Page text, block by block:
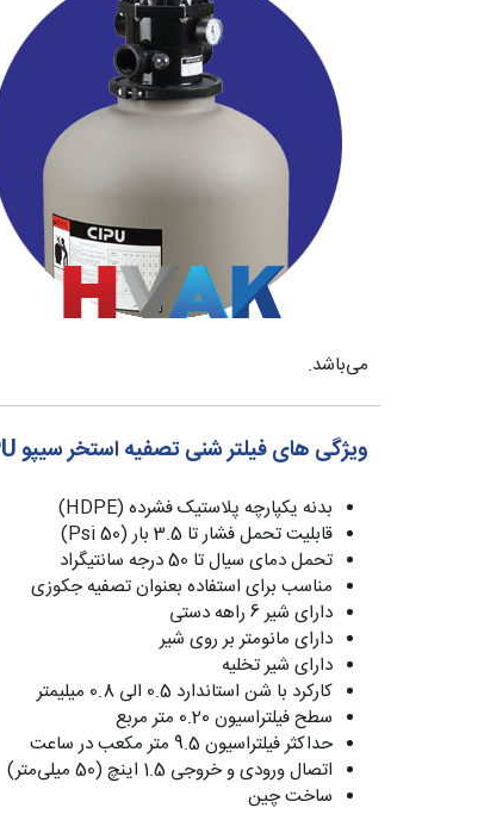
می‌باشد.
ویژگی های فیلتر شنی تصفیه استخر سیپو CIPU مدل CP-500A
بدنه یکپارچه پلاستیک فشرده (HDPE)
قابلیت تحمل فشار تا 3.5 بار (50 Psi)
تحمل دمای سیال تا 50 درجه سانتیگراد
مناسب برای استفاده بعنوان تصفیه جکوزی
دارای شیر 6 راهه دستی
دارای مانومتر بر روی شیر
دارای شیر تخلیه
کارکرد با شن استاندارد 0.5 الی 0.8 میلیمتر
سطح فیلتراسیون 0.20 متر مربع
حداکثر فیلتراسیون 9.5 متر مکعب در ساعت
اتصال ورودی و خروجی 1.5 اینچ (50 میلی‌متر)
ساخت چین